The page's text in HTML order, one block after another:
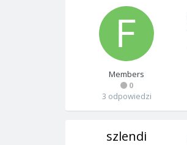
Members
0
3 odpowiedzi
szlendi